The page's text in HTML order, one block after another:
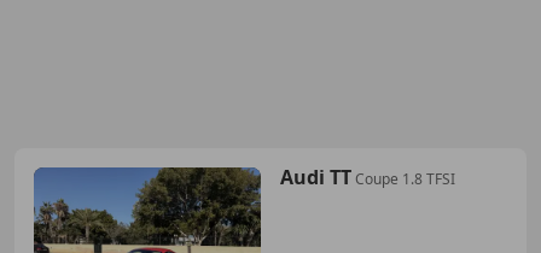
Audi TTCoupe 1.8 TFSI